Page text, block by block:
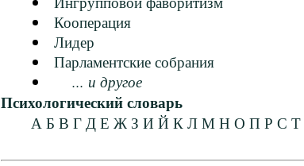
Кооперация
Лидер
Парламентские собрания
... и другое
Психологический словарь
А Б В Г Д Е Ж З И Й К Л М Н О П Р С Т